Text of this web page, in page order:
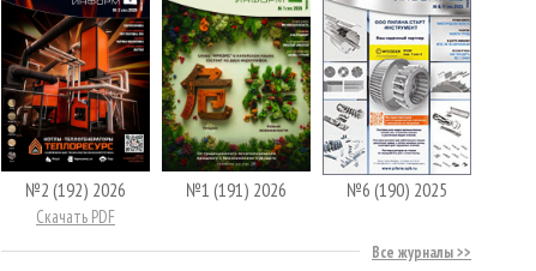
№2 (192) 2026
Скачать PDF
№1 (191) 2026 №6 (190) 2025
Все журналы